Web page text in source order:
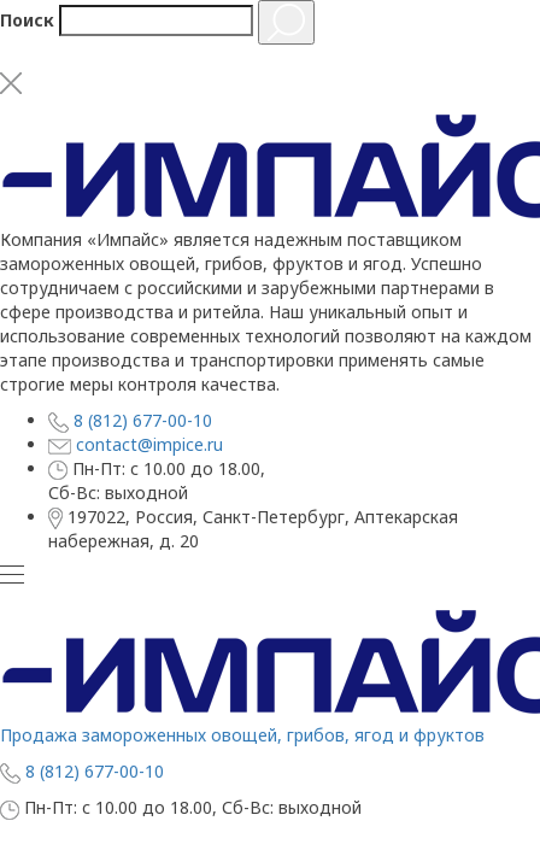
Поиск
Компания «Импайс» является надежным поставщиком
замороженных овощей, грибов, фруктов и ягод. Успешно
сотрудничаем с российскими и зарубежными партнерами в
сфере производства и ритейла. Наш уникальный опыт и
использование современных технологий позволяют на каждом
этапе производства и транспортировки применять самые
строгие меры контроля качества.
8 (812) 677-00-10
contact@impice.ru
Пн-Пт: с 10.00 до 18.00,
Сб-Вс: выходной
197022, Россия, Санкт-Петербург, Аптекарская
набережная, д. 20
Продажа замороженных овощей, грибов, ягод и фруктов
8 (812) 677-00-10
Пн-Пт: с 10.00 до 18.00, Сб-Вс: выходной